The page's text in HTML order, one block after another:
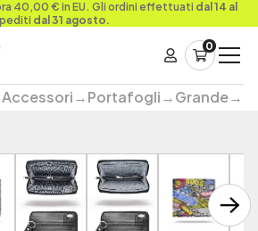
40,00 € in EU. Gli ordini effettuati dal 14 al
dal 31 agosto.
0
Accessori→Portafogli→Grande→